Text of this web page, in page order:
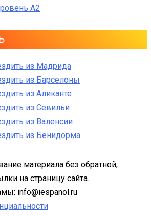
A2
из Мадрида
из Барселоны
из Аликанте
из Севильи
из Валенсии
из Бенидорма
материала без обратной,
на страницу сайта.
info@iespanol.ru